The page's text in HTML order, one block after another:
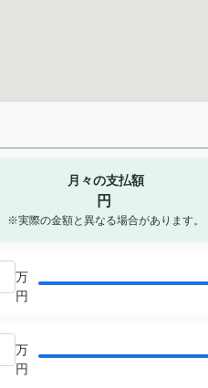
月々の支払額
円
※実際の金額と異なる場合があります。
万
円
万
円